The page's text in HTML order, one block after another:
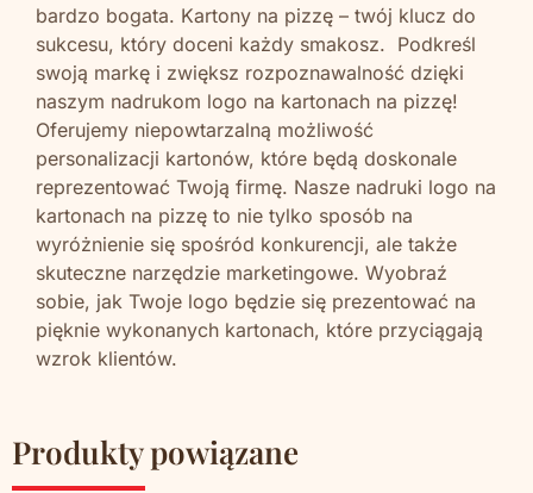
bardzo bogata. Kartony na pizzę – twój klucz do
sukcesu, który doceni każdy smakosz. Podkreśl
swoją markę i zwiększ rozpoznawalność dzięki
naszym nadrukom logo na kartonach na pizzę!
Oferujemy niepowtarzalną możliwość
personalizacji kartonów, które będą doskonale
reprezentować Twoją firmę. Nasze nadruki logo na
kartonach na pizzę to nie tylko sposób na
wyróżnienie się spośród konkurencji, ale także
skuteczne narzędzie marketingowe. Wyobraź
sobie, jak Twoje logo będzie się prezentować na
pięknie wykonanych kartonach, które przyciągają
wzrok klientów.
Produkty powiązane